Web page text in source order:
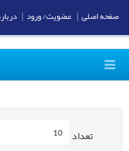
تعداد
صفحه اصلی عضویت/ ورود